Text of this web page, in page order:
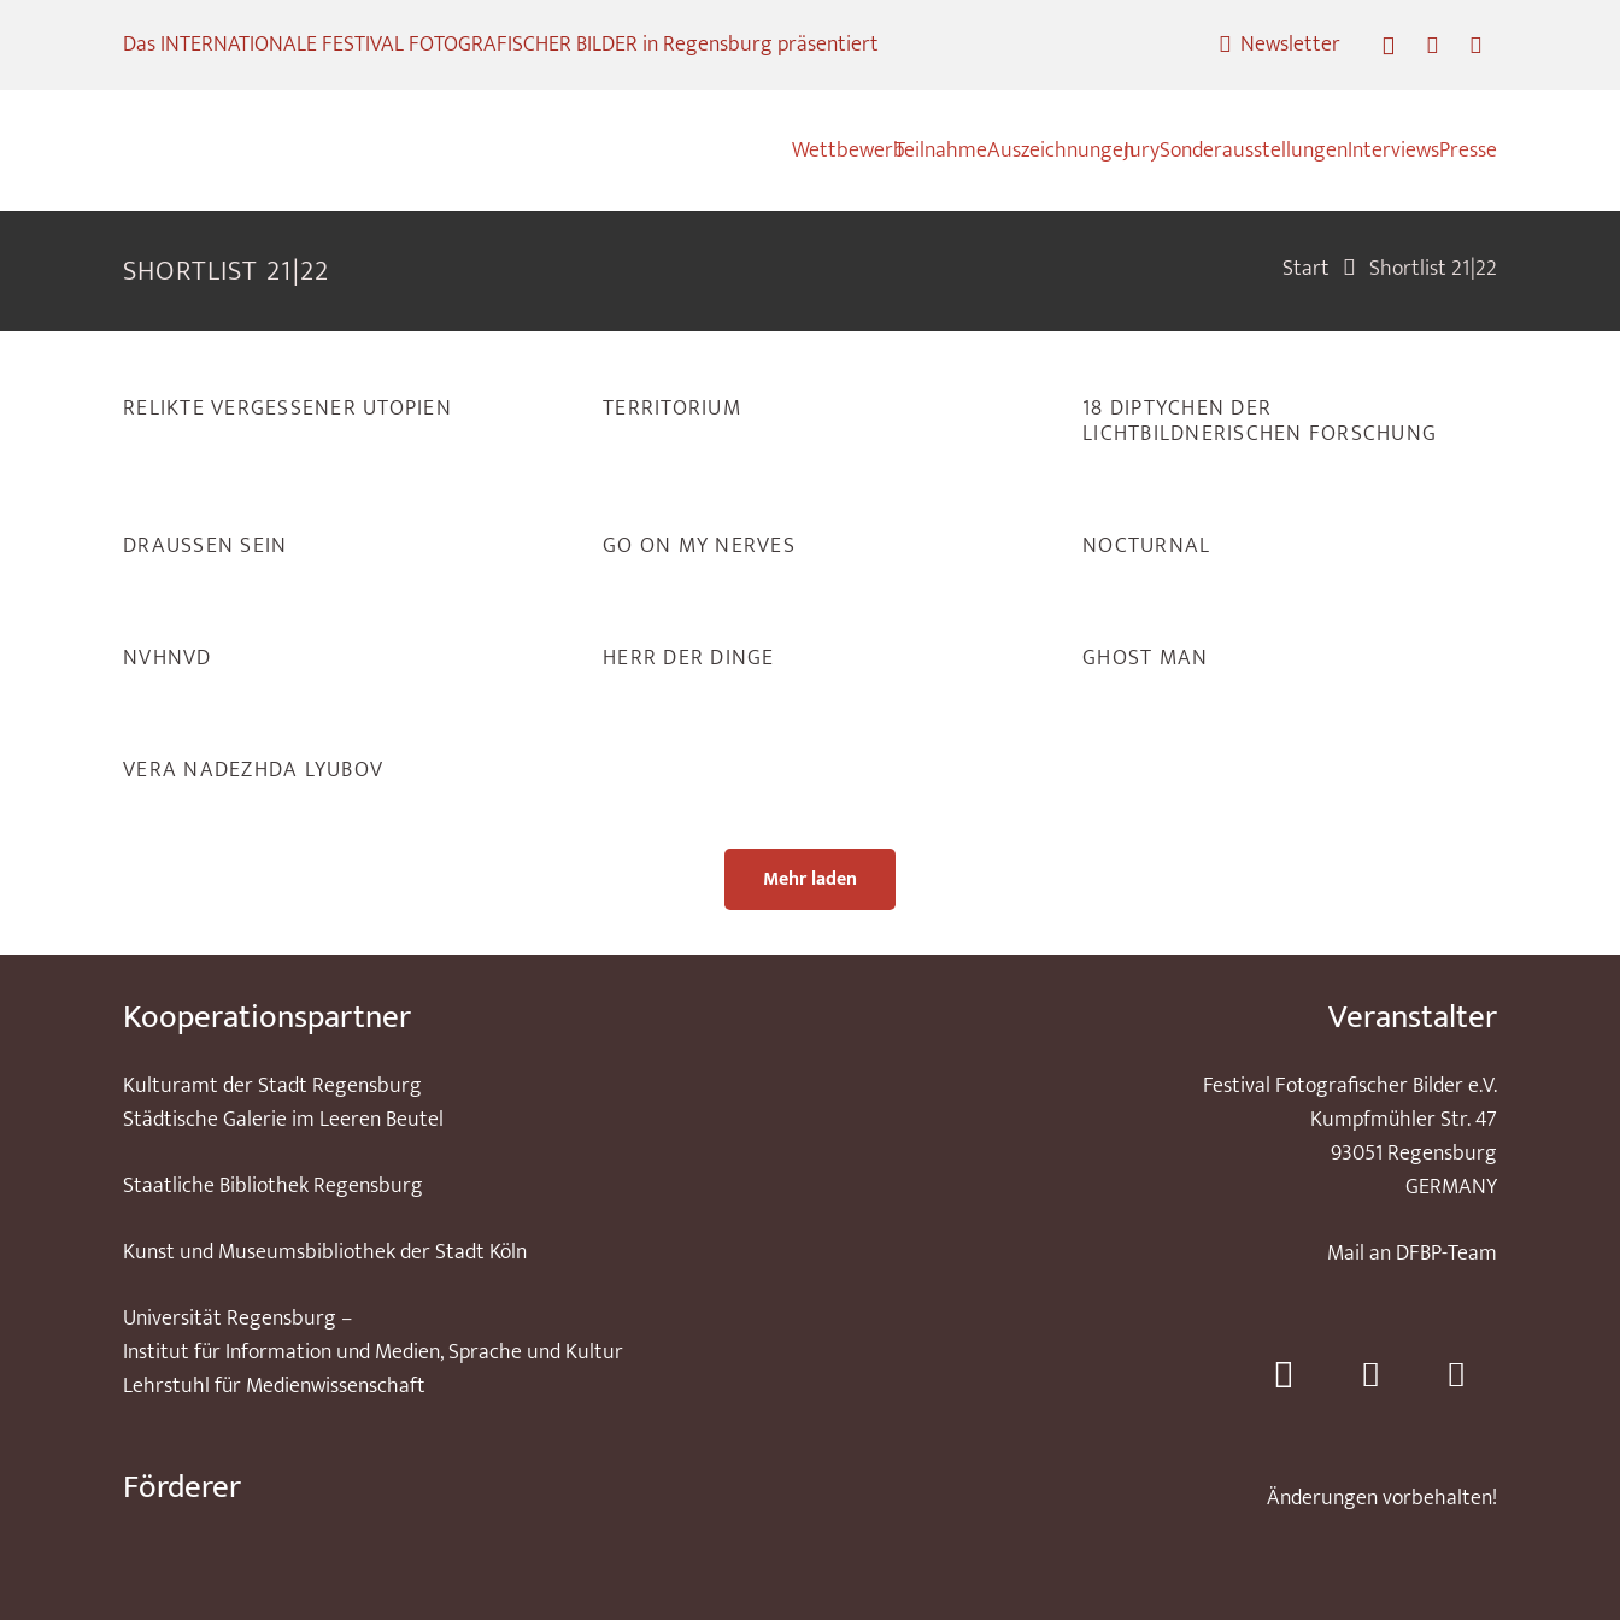
Das INTERNATIONALE FESTIVAL FOTOGRAFISCHER BILDER in Regensburg präsentiert Newsletter
WettbewerbTeilnahmeAuszeichnungenJurySonderausstellungenInterviewsPresse
SHORTLIST 21|22 Start Shortlist 21|22
RELIKTE VERGESSENER UTOPIEN TERRITORIUM 18 DIPTYCHEN DER
LICHTBILDNERISCHEN FORSCHUNG
DRAUSSEN SEIN GO ON MY NERVES NOCTURNAL
NVHNVD HERR DER DINGE GHOST MAN
VERA NADEZHDA LYUBOV
Mehr laden
Kooperationspartner
Kulturamt der Stadt Regensburg
Städtische Galerie im Leeren Beutel
Staatliche Bibliothek Regensburg
Kunst und Museumsbibliothek der Stadt Köln
Universität Regensburg –
Institut für Information und Medien, Sprache und Kultur
Lehrstuhl für Medienwissenschaft
Förderer
Veranstalter
Festival Fotografischer Bilder e.V.
Kumpfmühler Str. 47
93051 Regensburg
GERMANY
Mail an DFBP-Team
Änderungen vorbehalten!